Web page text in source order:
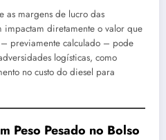
as margens de lucro das
impactam diretamente o valor que
previamente calculado – pode
logísticas, como
no custo do diesel para
Peso Pesado no Bolso